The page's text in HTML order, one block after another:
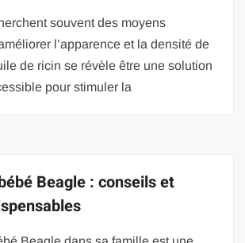
souvent des moyens
l’apparence et la densité de
de ricin se révèle être une solution
pour stimuler la
Beagle : conseils et